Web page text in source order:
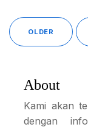
OLDER
About
Kami akan
dengan